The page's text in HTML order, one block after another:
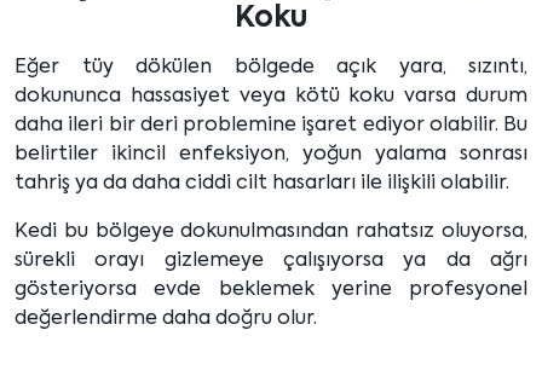
Koku
Eğer tüy dökülen bölgede açık yara, sızıntı,
dokununca hassasiyet veya kötü koku varsa durum
daha ileri bir deri problemine işaret ediyor olabilir. Bu
belirtiler ikincil enfeksiyon, yoğun yalama sonrası
tahriş ya da daha ciddi cilt hasarları ile ilişkili olabilir.
Kedi bu bölgeye dokunulmasından rahatsız oluyorsa,
sürekli orayı gizlemeye çalışıyorsa ya da ağrı
gösteriyorsa evde beklemek yerine profesyonel
değerlendirme daha doğru olur.